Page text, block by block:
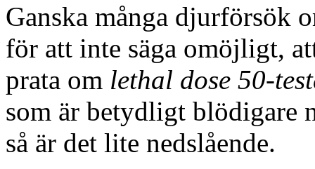
Ganska många djurförsök
för att inte säga omöjligt,
prata om lethal dose 50-
som är betydligt blödigare
så är det lite nedslående.